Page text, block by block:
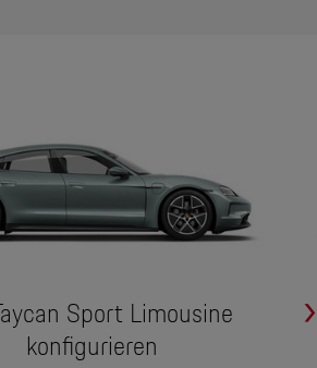
Sport Limousine
konfigurieren